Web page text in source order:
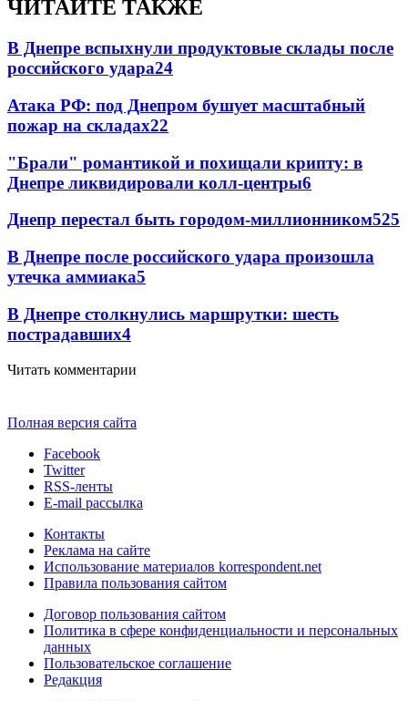
ЧИТАЙТЕ ТАКЖЕ
В Днепре вспыхнули продуктовые склады после
российского удара24
Атака РФ: под Днепром бушует масштабный
пожар на складах22
"Брали" романтикой и похищали крипту: в
Днепре ликвидировали колл-центры6
Днепр перестал быть городом-миллионником525
В Днепре после российского удара произошла
утечка аммиака5
В Днепре столкнулись маршрутки: шесть
пострадавших4
Читать комментарии
Полная версия сайта
Facebook
Twitter
RSS-ленты
E-mail рассылка
Контакты
Реклама на сайте
Использование материалов korrespondent.net
Правила пользования сайтом
Договор пользования сайтом
Политика в сфере конфиденциальности и персональных
данных
Пользовательское соглашение
Редакция